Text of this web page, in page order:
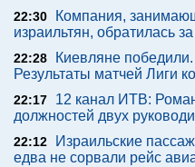
22:30
Компания,
израильтян, обратилась
22:28
Киевляне
Результаты матчей Лиги
22:17
12 канал ИТВ:
должностей двух
22:12
Израильские
едва не сорвали рейс